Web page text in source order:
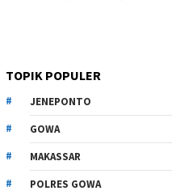
TOPIK POPULER
JENEPONTO
GOWA
MAKASSAR
POLRES GOWA